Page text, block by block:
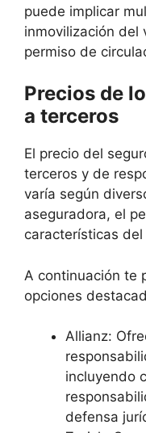
puede implicar
inmovilización del
permiso de
Precios de
a terceros
El precio del
terceros y de
varía según
aseguradora, el
características del
A continuación te
opciones
Allianz:
incluyendo
defensa